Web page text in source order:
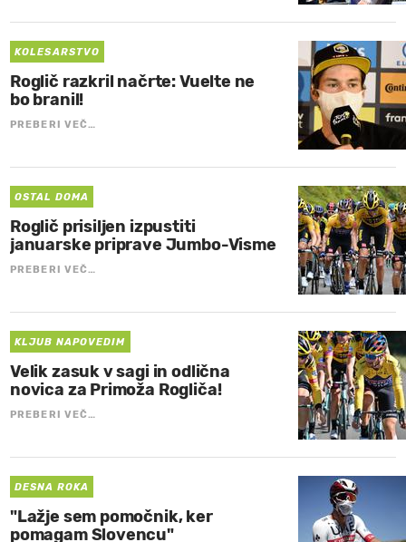
KOLESARSTVO
Roglič razkril načrte: Vuelte ne
bo branil!
PREBERI VEČ…
OSTAL DOMA
Roglič prisiljen izpustiti
januarske priprave Jumbo-Visme
PREBERI VEČ…
KLJUB NAPOVEDIM
Velik zasuk v sagi in odlična
novica za Primoža Rogliča!
PREBERI VEČ…
DESNA ROKA
"Lažje sem pomočnik, ker
pomagam Slovencu"